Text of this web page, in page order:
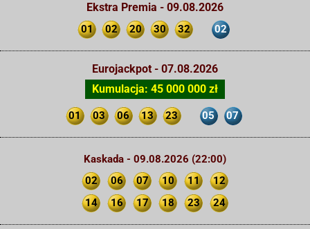
Ekstra Premia - 09.08.2026
01 02 20 30 32 02
Eurojackpot - 07.08.2026
Kumulacja: 45 000 000 zł
01 03 06 13 23 05 07
Kaskada - 09.08.2026 (22:00)
02
06 07 10 11
12
14
16 17 18 23 24